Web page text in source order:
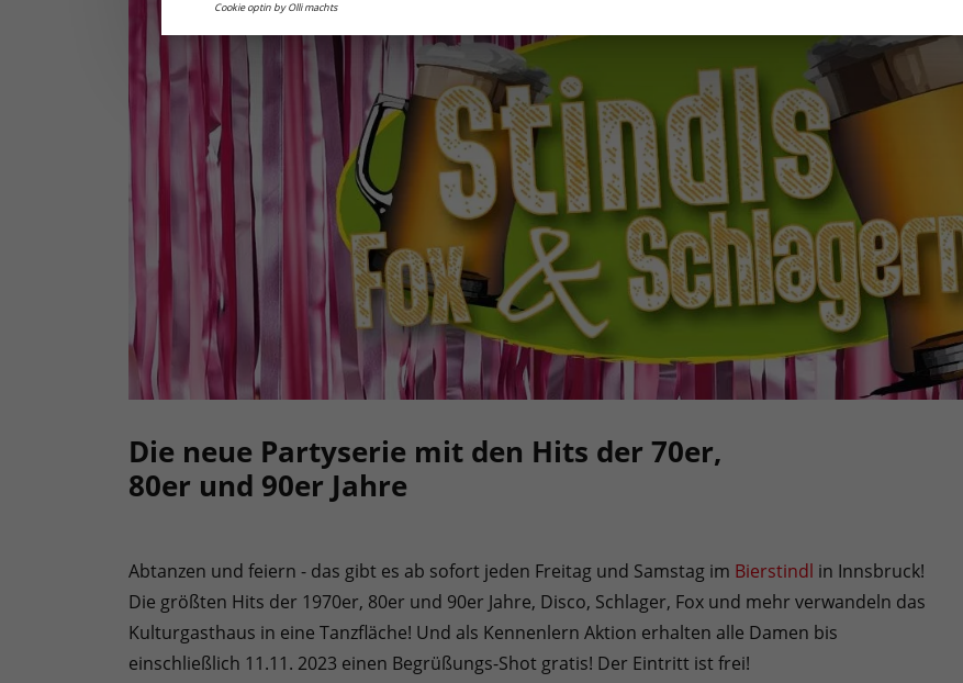
Die neue Partyserie mit den Hits der 70er,
80er und 90er Jahre
Abtanzen und feiern - das gibt es ab sofort jeden Freitag und Samstag im Bierstindl in Innsbruck!
Die größten Hits der 1970er, 80er und 90er Jahre, Disco, Schlager, Fox und mehr verwandeln das
Kulturgasthaus in eine Tanzfläche! Und als Kennenlern Aktion erhalten alle Damen bis
einschließlich 11.11. 2023 einen Begrüßungs-Shot gratis! Der Eintritt ist frei!
Cookie optin by Olli machts